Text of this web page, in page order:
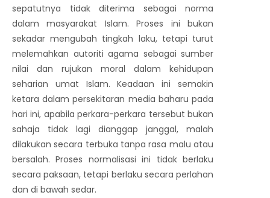
sepatutnya tidak diterima sebagai norma
dalam masyarakat Islam. Proses ini bukan
sekadar mengubah tingkah laku, tetapi turut
melemahkan autoriti agama sebagai sumber
nilai dan rujukan moral dalam kehidupan
seharian umat Islam. Keadaan ini semakin
ketara dalam persekitaran media baharu pada
hari ini, apabila perkara-perkara tersebut bukan
sahaja tidak lagi dianggap janggal, malah
dilakukan secara terbuka tanpa rasa malu atau
bersalah. Proses normalisasi ini tidak berlaku
secara paksaan, tetapi berlaku secara perlahan
dan di bawah sedar.